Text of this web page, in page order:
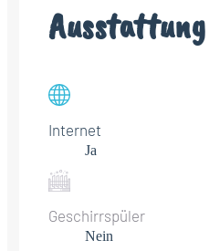
Ausstattung
Internet
Ja
Geschirrspüler
Nein